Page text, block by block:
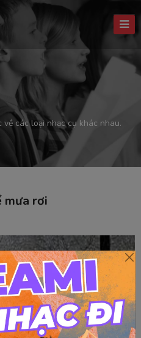
các loại nhạc cụ khác nhau.
mưa rơi